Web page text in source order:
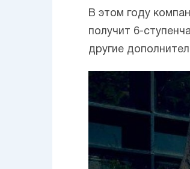
В этом году
получит 6-
другие